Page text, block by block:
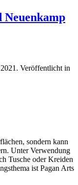
Neuenkamp
. Veröffentlicht in
sondern kann
Unter Verwendung
Tusche oder Kreiden
ist Pagan Arts